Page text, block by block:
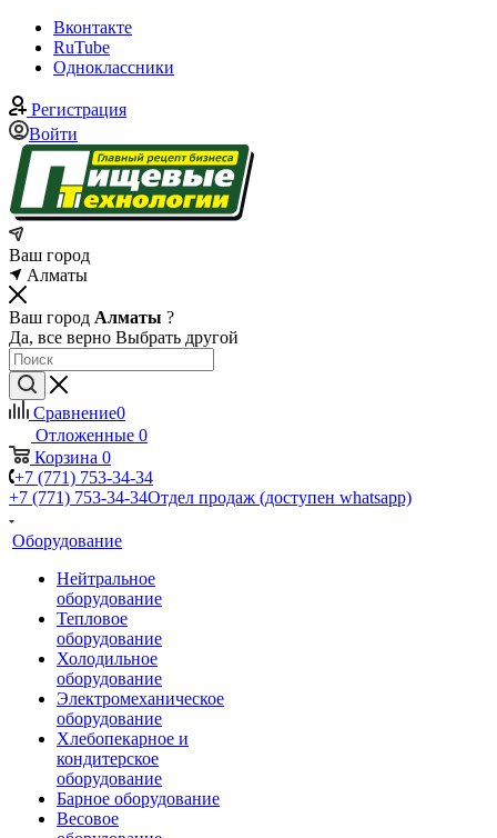
Вконтакте
RuTube
Одноклассники
Регистрация
Войти
Ваш город
Алматы
Ваш город Алматы ?
Да, все верно Выбрать другой
Сравнение0
Отложенные 0
Корзина 0
+7 (771) 753-34-34
+7 (771) 753-34-34Отдел продаж (доступен whatsapp)
Оборудование
Нейтральное
оборудование
Тепловое
оборудование
Холодильное
оборудование
Электромеханическое
оборудование
Хлебопекарное и
кондитерское
оборудование
Барное оборудование
Весовое